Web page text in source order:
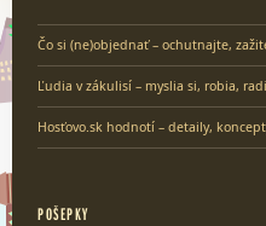
Čo si (ne)objednať – ochutnajte,
Ľudia v zákulisí – myslia si, robia,
Hosťovo.sk hodnotí – detaily,
POŠEPKY